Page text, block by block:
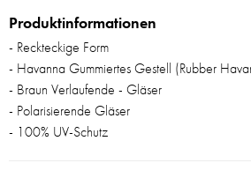
Produktinformationen
- Reckteckige Form
- Havanna Gummiertes Gestell (Rubber
- Braun Verlaufende - Gläser
- Polarisierende Gläser
- 100% UV-Schutz